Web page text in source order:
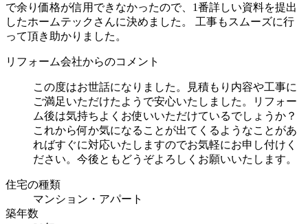
で余り価格が信用できなかったので、1番詳しい資料を提出
したホームテックさんに決めました。 工事もスムーズに行
って頂き助かりました。
リフォーム会社からのコメント
この度はお世話になりました。見積もり内容や工事に
ご満足いただけたようで安心いたしました。リフォー
ム後は気持ちよくお使いいただけているでしょうか？
これから何か気になることが出てくるようなことがあ
ればすぐに対応いたしますのでお気軽にお申し付けく
ださい。今後ともどうぞよろしくお願いいたします。
住宅の種類
マンション・アパート
築年数